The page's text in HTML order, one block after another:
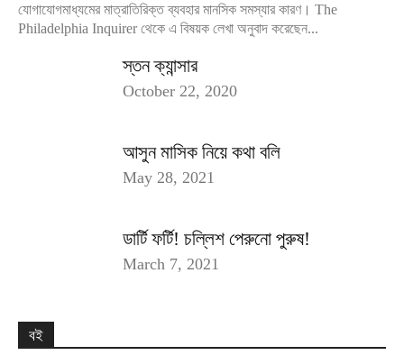
যোগাযোগমাধ্যমের মাত্রাতিরিক্ত ব্যবহার মানসিক সমস্যার কারণ। The
Philadelphia Inquirer থেকে এ বিষয়ক লেখা অনুবাদ করেছেন...
স্তন ক্যান্সার
October 22, 2020
আসুন মাসিক নিয়ে কথা বলি
May 28, 2021
ডার্টি ফর্টি! চল্লিশ পেরুনো পুরুষ!
March 7, 2021
বই